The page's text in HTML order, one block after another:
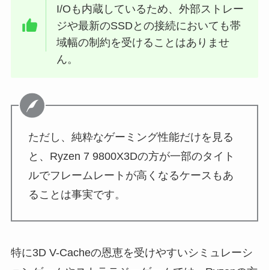
I/Oも内蔵しているため、外部ストレー
ジや最新のSSDとの接続においても帯
域幅の制約を受けることはありませ
ん。
ただし、純粋なゲーミング性能だけを見る
と、Ryzen 7 9800X3Dの方が一部のタイト
ルでフレームレートが高くなるケースもあ
ることは事実です。
特に3D V-Cacheの恩恵を受けやすいシミュレーシ